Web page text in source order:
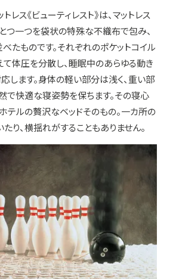
レス《ビューティレスト》は、マットレス
つ一つを袋状の特殊な不織布で包み、
たものです。それぞれのポケットコイル
て体圧を分散し、睡眠中のあらゆる動き
します。身体の軽い部分は浅く、重い部
で快適な寝姿勢を保ちます。その寝心
テルの贅沢なベッドそのもの。一カ所の
り、横揺れがすることもありません。